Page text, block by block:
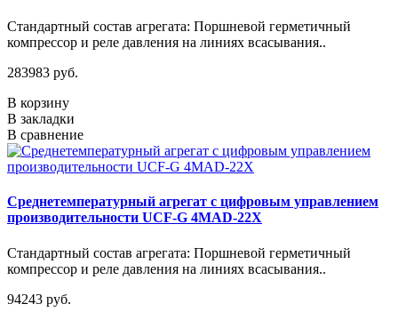
Стандартный состав агрегата: Поршневой герметичный
компрессор и реле давления на линиях всасывания..
283983 руб.
В корзину
В закладки
В сравнение
Среднетемпературный агрегат с цифровым управлением
производительности UCF-G 4МАD-22Х
Стандартный состав агрегата: Поршневой герметичный
компрессор и реле давления на линиях всасывания..
94243 руб.